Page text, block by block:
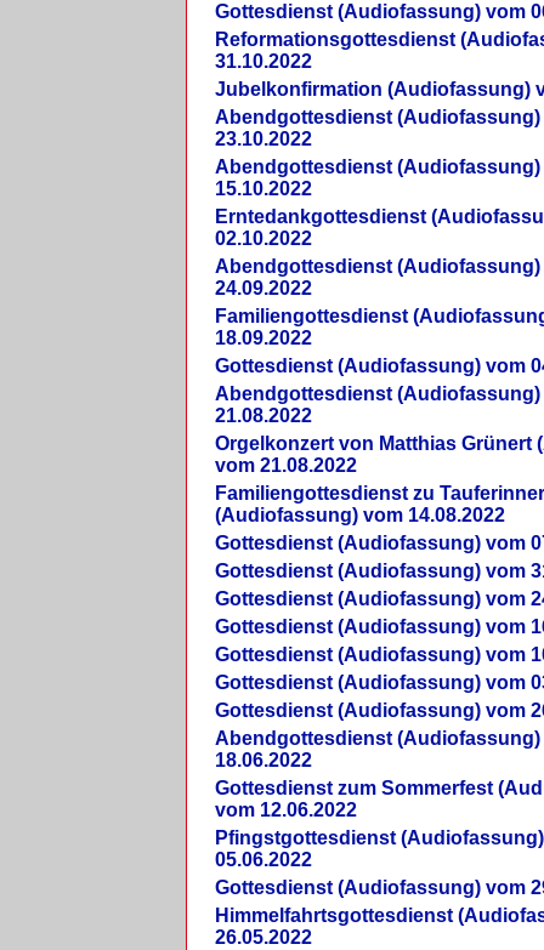
Gottesdienst (Audiofassung) vom
Reformationsgottesdienst
31.10.2022
Jubelkonfirmation (Audiofassung)
Abendgottesdienst (Audiofassung)
23.10.2022
Abendgottesdienst (Audiofassung)
15.10.2022
Erntedankgottesdienst
02.10.2022
Abendgottesdienst (Audiofassung)
24.09.2022
Familiengottesdienst
18.09.2022
Gottesdienst (Audiofassung) vom
Abendgottesdienst (Audiofassung)
21.08.2022
Orgelkonzert von Matthias Grünert
vom 21.08.2022
Familiengottesdienst zu
(Audiofassung) vom 14.08.2022
Gottesdienst (Audiofassung) vom
Gottesdienst (Audiofassung) vom
Gottesdienst (Audiofassung) vom
Gottesdienst (Audiofassung) vom
Gottesdienst (Audiofassung) vom
Gottesdienst (Audiofassung) vom
Gottesdienst (Audiofassung) vom
Abendgottesdienst (Audiofassung)
18.06.2022
Gottesdienst zum Sommerfest
vom 12.06.2022
Pfingstgottesdienst
05.06.2022
Gottesdienst (Audiofassung) vom
Himmelfahrtsgottesdienst
26.05.2022